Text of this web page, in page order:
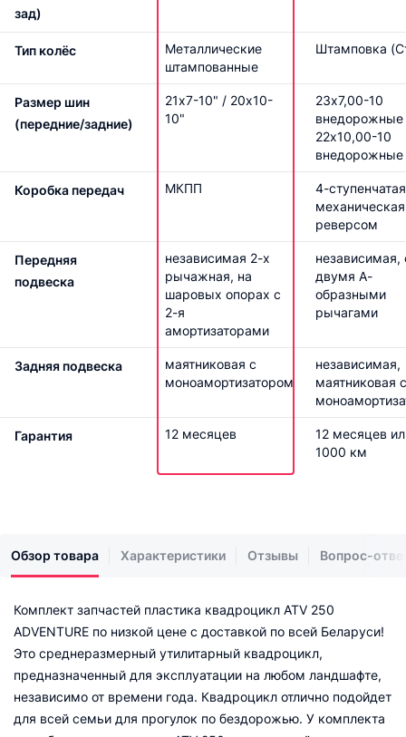
зад)
Тип колёс
Металлические
штампованные
Штамповка
Размер шин
(передние/задние)
21х7-10" / 20х10-
10"
23х7,00-10
внедорожные
22х10,00-10
внедорожные
Коробка передач МКПП
4-
реверсом
Передняя
подвеска
независимая 2-х
рычажная, на
шаровых опорах с
2-я
амортизаторами
независимая,
двумя А-
образными
рычагами
Задняя подвеска
маятниковая с
моноамортизатором
независимая,
маятниковая с
Гарантия 12 месяцев
12 месяцев
1000 км
Обзор товара Характеристики Отзывы Вопрос-
Комплект запчастей пластика квадроцикл ATV 250
ADVENTURE по низкой цене с доставкой по всей Беларуси!
Это среднеразмерный утилитарный квадроцикл,
предназначенный для эксплуатации на любом ландшафте,
независимо от времени года. Квадроцикл отлично подойдет
для всей семьи для прогулок по бездорожью. У комплекта